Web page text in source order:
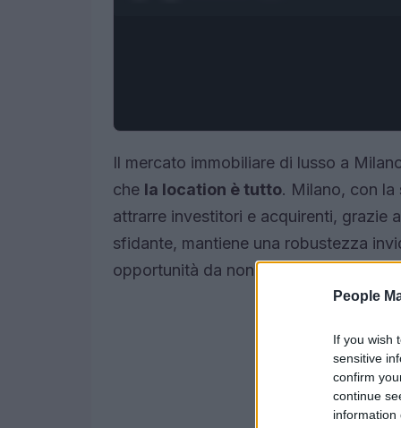
People
If you wish
sensitive
confirm
continue
information
Il mercato immobiliare di lusso a
che la location è tutto. Milano, con la
attrarre investitori e acquirenti, grazie
sfidante, mantiene una robustezza
opportunità da non perdere?